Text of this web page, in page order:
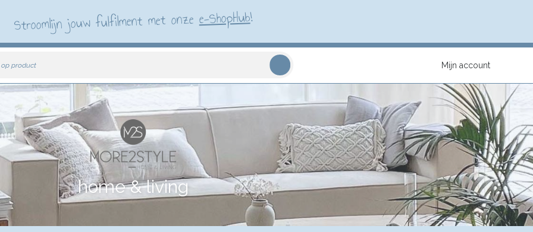
Stroomlijn jouw fulfilment met onzee-ShopHub!
op product Mijn account
home & living